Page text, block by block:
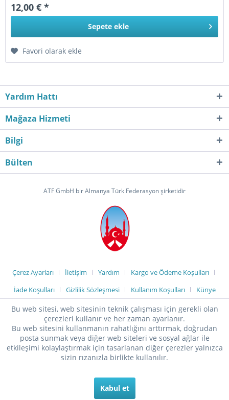
12,00 € *
Sepete ekle
Favori olarak ekle
Yardım Hattı
Mağaza Hizmeti
Bilgi
Bülten
ATF GmbH bir Almanya Türk Federasyon şirketidir
Çerez Ayarları İletişim Yardım
Kargo ve Ödeme Koşulları
İade Koşulları
Gizlilik Sözleşmesi Kullanım Koşulları Künye
Bu web sitesi, web sitesinin teknik çalışması için gerekli olan
çerezleri kullanır ve her zaman ayarlanır.
Bu web sitesini kullanmanın rahatlığını arttırmak, doğrudan
posta sunmak veya diğer web siteleri ve sosyal ağlar ile
etkileşimi kolaylaştırmak için tasarlanan diğer çerezler yalnızca
sizin rızanızla birlikte kullanılır.
Kabul et